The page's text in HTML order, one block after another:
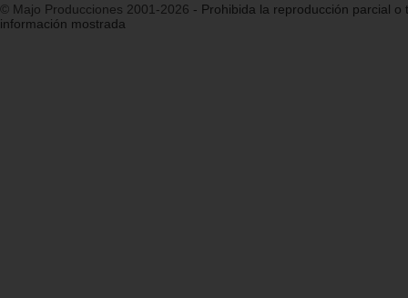
© Majo Producciones 2001-2026 - Prohibida la reproducción parcial o
información mostrada